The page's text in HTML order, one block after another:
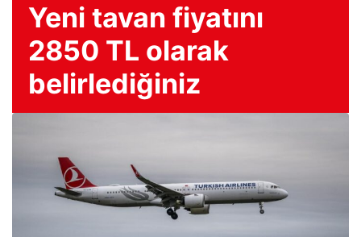
Yeni tavan fiyatını
2850 TL olarak
belirlediğiniz